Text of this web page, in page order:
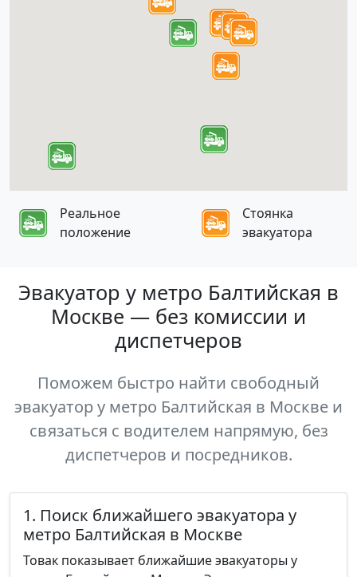
Реальное
положение
Стоянка
эвакуатора
Эвакуатор у метро Балтийская в
Москве — без комиссии и
диспетчеров
Поможем быстро найти свободный
эвакуатор у метро Балтийская в Москве и
связаться с водителем напрямую, без
диспетчеров и посредников.
1. Поиск ближайшего эвакуатора у
метро Балтийская в Москве
Товак показывает ближайшие эвакуаторы у